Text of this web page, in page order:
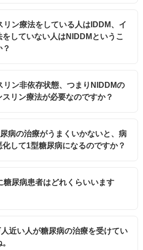
ン療法をしている人はIDDM、イ
をしていない人はNIDDMというこ
ン非依存状態、つまりNIDDMの
リン療法が必要なのですか？
病の治療がうまくいかないと、病
して1型糖尿病になるのですか？
尿病患者はどれくらいいます
近い人が糖尿病の治療を受けてい